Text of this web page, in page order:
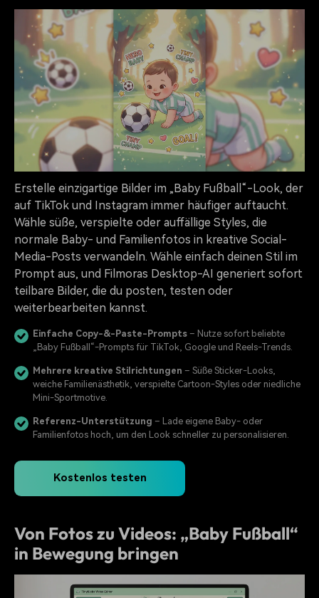
Erstelle einzigartige Bilder im „Baby Fußball“-Look, der
auf TikTok und Instagram immer häufiger auftaucht.
Wähle süße, verspielte oder auffällige Styles, die
normale Baby- und Familienfotos in kreative Social-
Media-Posts verwandeln. Wähle einfach deinen Stil im
Prompt aus, und Filmoras Desktop-AI generiert sofort
teilbare Bilder, die du posten, testen oder
weiterbearbeiten kannst.
Einfache Copy-&-Paste-Prompts – Nutze sofort beliebte
„Baby Fußball“-Prompts für TikTok, Google und Reels-Trends.
Mehrere kreative Stilrichtungen – Süße Sticker-Looks,
weiche Familienästhetik, verspielte Cartoon-Styles oder niedliche
Mini-Sportmotive.
Referenz-Unterstützung – Lade eigene Baby- oder
Familienfotos hoch, um den Look schneller zu personalisieren.
Kostenlos testen
Von Fotos zu Videos: „Baby Fußball“
in Bewegung bringen